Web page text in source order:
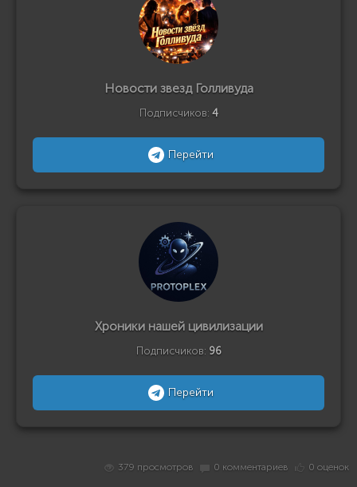
Новости звезд Голливуда
Подписчиков: 4
Перейти
Хроники нашей цивилизации
Подписчиков: 96
Перейти
379 просмотров 0 комментариев 0 оценок